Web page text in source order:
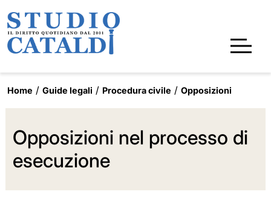
Home Guide legali Procedura civile Opposizioni
Opposizioni nel processo di
esecuzione